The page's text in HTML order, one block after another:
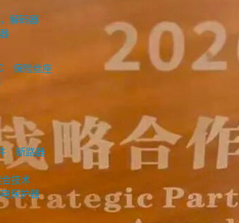
解码器
保险丝座
断路器
技术
保护器